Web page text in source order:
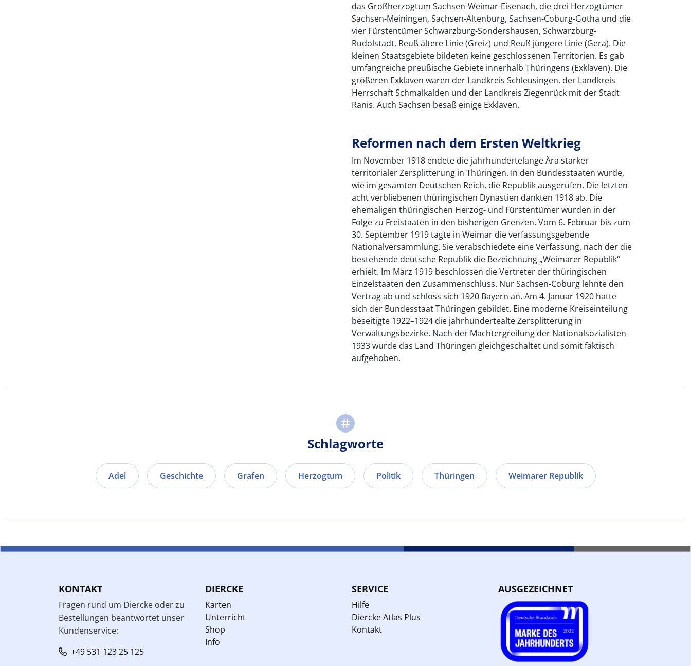
das Großherzogtum Sachsen-Weimar-Eisenach, die drei Herzogtümer
Sachsen-Meiningen, Sachsen-Altenburg, Sachsen-Coburg-Gotha und die
vier Fürstentümer Schwarzburg-Sondershausen, Schwarzburg-
Rudolstadt, Reuß ältere Linie (Greiz) und Reuß jüngere Linie (Gera). Die
kleinen Staatsgebiete bildeten keine geschlossenen Territorien. Es gab
umfangreiche preußische Gebiete innerhalb Thüringens (Exklaven). Die
größeren Exklaven waren der Landkreis Schleusingen, der Landkreis
Herrschaft Schmalkalden und der Landkreis Ziegenrück mit der Stadt
Ranis. Auch Sachsen besaß einige Exklaven.
Reformen nach dem Ersten Weltkrieg
Im November 1918 endete die jahrhundertelange Ära starker
territorialer Zersplitterung in Thüringen. In den Bundesstaaten wurde,
wie im gesamten Deutschen Reich, die Republik ausgerufen. Die letzten
acht verbliebenen thüringischen Dynastien dankten 1918 ab. Die
ehemaligen thüringischen Herzog- und Fürstentümer wurden in der
Folge zu Freistaaten in den bisherigen Grenzen. Vom 6. Februar bis zum
30. September 1919 tagte in Weimar die verfassungsgebende
Nationalversammlung. Sie verabschiedete eine Verfassung, nach der die
bestehende deutsche Republik die Bezeichnung „Weimarer Republik“
erhielt. Im März 1919 beschlossen die Vertreter der thüringischen
Einzelstaaten den Zusammenschluss. Nur Sachsen-Coburg lehnte den
Vertrag ab und schloss sich 1920 Bayern an. Am 4. Januar 1920 hatte
sich der Bundesstaat Thüringen gebildet. Eine moderne Kreiseinteilung
beseitigte 1922–1924 die jahrhundertealte Zersplitterung in
Verwaltungsbezirke. Nach der Machtergreifung der Nationalsozialisten
1933 wurde das Land Thüringen gleichgeschaltet und somit faktisch
aufgehoben.
Schlagworte
Adel Geschichte Grafen Herzogtum Politik Thüringen Weimarer Republik
KONTAKT
Fragen rund um Diercke oder zu
Bestellungen beantwortet unser
Kundenservice:
+49 531 123 25 125
DIERCKE
Karten
Unterricht
Shop
Info
SERVICE
Hilfe
Diercke Atlas Plus
Kontakt
AUSGEZEICHNET